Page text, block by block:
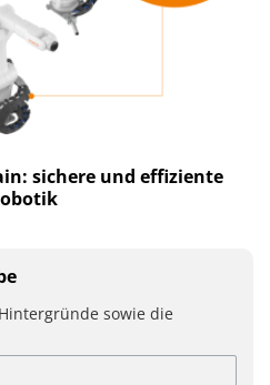
sichere und effiziente
sowie die